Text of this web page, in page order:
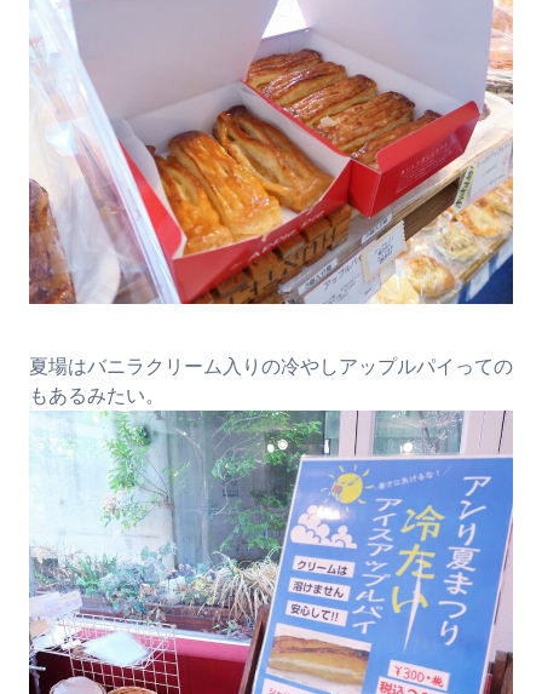
夏場はバニラクリーム入りの冷やしアップルパイっての
もあるみたい。